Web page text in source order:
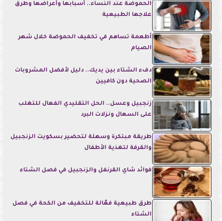
الحموضة عند النساء.. أسبابها وأعراضها وطرق
علاجها الطبيعية
أطعمة تساهم في تخفيف الحموضة خلال شهر
الصيام
دفء الشتاء بين يديك.. دليل لأفضل المشروبات
الصحية دون كافيين
زنجبيل وعسل.. الحل التقليدي الفعال للتغلب
على السعال ونزلات البرد
طريقة مبتكرة وسهلة لتحضير بسكويت الزنجبيل
والقرفة لتغذية الأطفال
فوائد شاي القرنفل والزنجبيل في فصل الشتاء
طرق طبيعية فعّالة للتخفيف من الكحة في فصل
الشتاء